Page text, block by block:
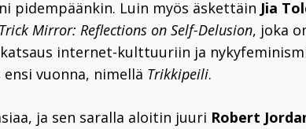
pidempäänkin. Luin myös äskettäin Jia
Trick Mirror: Reflections on Self-Delusion, joka
internet-kulttuuriin ja
vuonna, nimellä Trikkipeili.
ja sen saralla aloitin juuri Robert